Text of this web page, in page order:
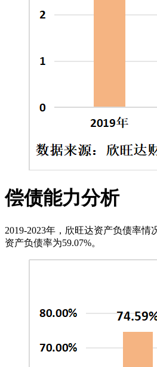
偿债能力分析
2019-2023年，欣旺达资产负债率情
资产负债率为59.07%。